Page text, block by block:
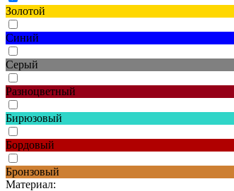
Золотой
Синий
Серый
Разноцветный
Бирюзовый
Бордовый
Бронзовый
Материал: